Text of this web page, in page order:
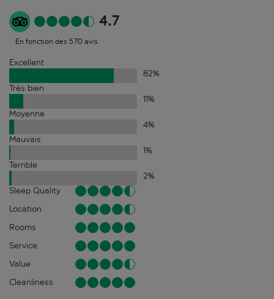
4.7
En fonction des 570 avis
Excellent
82%
Très bien
11%
Moyenne
4%
Mauvais
1%
Terrible
2%
Sleep Quality
Location
Rooms
Service
Value
Cleanliness